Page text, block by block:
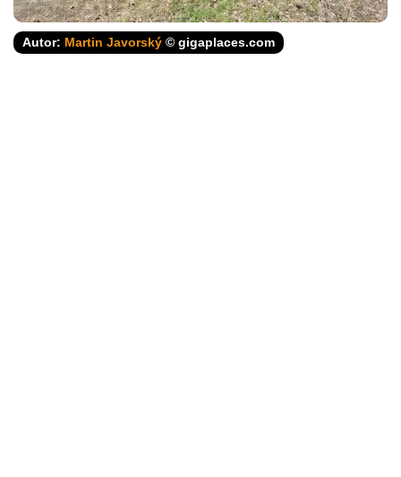
Autor: Martin Javorský © gigaplaces.com